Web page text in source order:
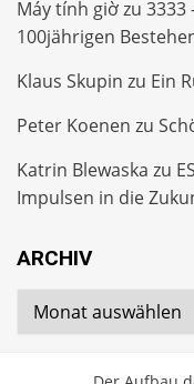
Máy tính giờzu 3333
100jährigen
Klaus Skupin zu Ein
Peter Koenen zu
Katrin Blewaska zu
Impulsen in die
ARCHIV
Archiv